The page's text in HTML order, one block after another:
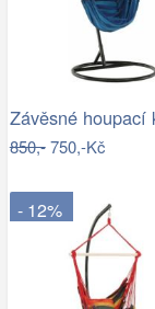
850,-750,-Kč
- 12%